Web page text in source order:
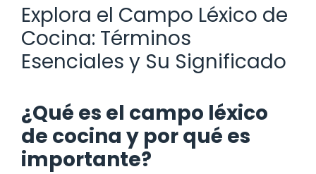
Explora el Campo Léxico de
Cocina: Términos
Esenciales y Su Significado
¿Qué es el campo léxico
de cocina y por qué es
importante?